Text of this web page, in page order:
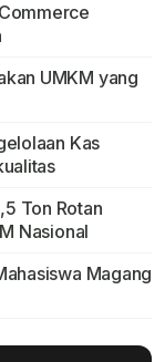
UMKM yang
Kas
Ton Rotan
Nasional
Magang